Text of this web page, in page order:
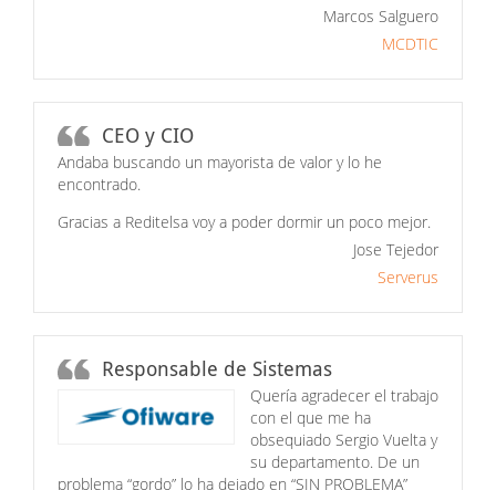
Marcos Salguero
MCDTIC
CEO y CIO
Andaba buscando un mayorista de valor y lo he
encontrado.
Gracias a Reditelsa voy a poder dormir un poco mejor.
Jose Tejedor
Serverus
Responsable de Sistemas
Quería agradecer el trabajo
con el que me ha
obsequiado Sergio Vuelta y
su departamento. De un
problema “gordo” lo ha dejado en “SIN PROBLEMA”